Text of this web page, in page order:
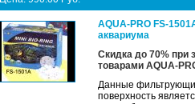
AQUA-PRO FS-
аквариума
Скидка до 70% при
товарами AQUA-
Данные
поверхность